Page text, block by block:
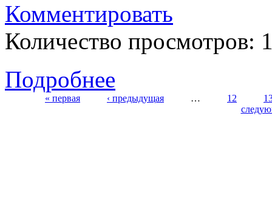
Комментировать
Количество просмотров:
Подробнее
« первая ‹ предыдущая … 12